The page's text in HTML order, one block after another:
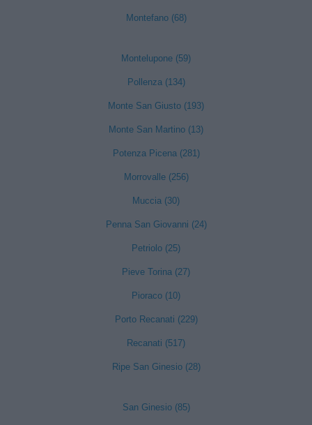
Montefano (68)
Montelupone (59)
Pollenza (134)
Monte San Giusto (193)
Monte San Martino (13)
Potenza Picena (281)
Morrovalle (256)
Muccia (30)
Penna San Giovanni (24)
Petriolo (25)
Pieve Torina (27)
Pioraco (10)
Porto Recanati (229)
Recanati (517)
Ripe San Ginesio (28)
San Ginesio (85)